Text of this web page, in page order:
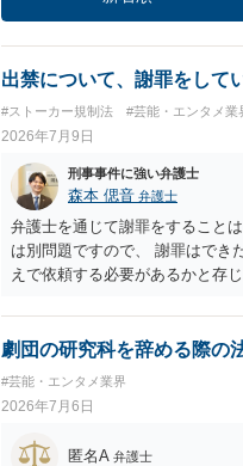
出禁について、謝罪をして
#ストーカー規制法 #芸能・エンタメ業
2026年7月9日
刑事事件に強い弁護士
森本 偲音 弁護士
弁護士を通じて謝罪をすること
は別問題ですので、 謝罪はでき
えで依頼する必要があるかと存
劇団の研究科を辞める際の
#芸能・エンタメ業界
2026年7月6日
匿名A 弁護士